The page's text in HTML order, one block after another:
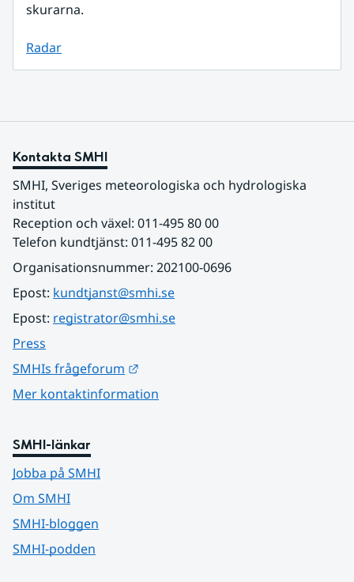
skurarna.
Radar
Kontakta SMHI
SMHI, Sveriges meteorologiska och hydrologiska
institut
Reception och växel: 011-495 80 00
Telefon kundtjänst: 011-495 82 00
Organisationsnummer: 202100-0696
Epost: kundtjanst@smhi.se
Epost: registrator@smhi.se
Press
SMHIs frågeforum
Mer kontaktinformation
SMHI-länkar
Jobba på SMHI
Om SMHI
SMHI-bloggen
SMHI-podden